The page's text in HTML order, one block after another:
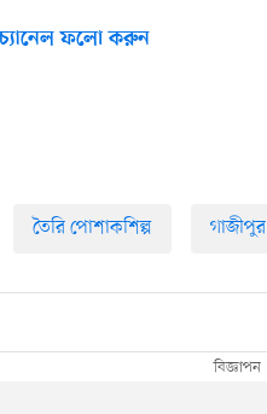
ফলো করুন
তৈরি পোশাকশিল্প গাজীপুর